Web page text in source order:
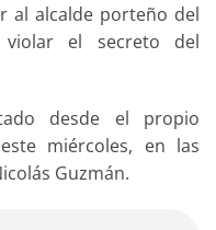
al alcalde porteño del
violar el secreto del
desde el propio
miércoles, en las
Guzmán.